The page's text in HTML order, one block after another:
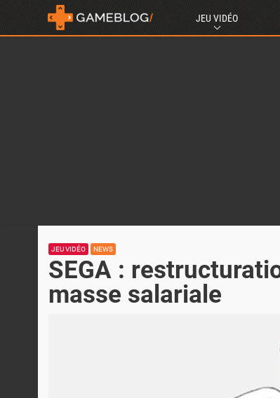
JEU VIDÉO
JEU VIDÉO NEWS
SEGA :
masse salariale